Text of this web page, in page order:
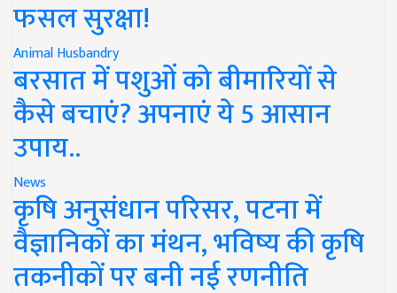
फसल सुरक्षा!
Animal Husbandry
बरसात में पशुओं को बीमारियों से
कैसे बचाएं? अपनाएं ये 5 आसान
उपाय..
News
कृषि अनुसंधान परिसर, पटना में
वैज्ञानिकों का मंथन, भविष्य की कृषि
तकनीकों पर बनी नई रणनीति